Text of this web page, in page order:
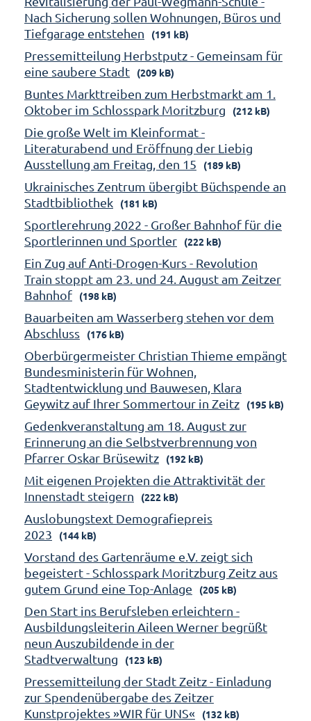
Nach Sicherung sollen Wohnungen, Büros und
Tiefgarage entstehen
(191 kB)
Pressemitteilung Herbstputz - Gemeinsam für
eine saubere Stadt
(209 kB)
Buntes Markttreiben zum Herbstmarkt am 1.
Oktober im Schlosspark Moritzburg
(212 kB)
Die große Welt im Kleinformat -
Literaturabend und Eröffnung der Liebig
Ausstellung am Freitag, den 15
(189 kB)
Ukrainisches Zentrum übergibt Büchspende an
Stadtbibliothek
(181 kB)
Sportlerehrung 2022 - Großer Bahnhof für die
Sportlerinnen und Sportler
(222 kB)
Ein Zug auf Anti-Drogen-Kurs - Revolution
Train stoppt am 23. und 24. August am Zeitzer
Bahnhof
(198 kB)
Bauarbeiten am Wasserberg stehen vor dem
Abschluss
(176 kB)
Oberbürgermeister Christian Thieme empängt
Bundesministerin für Wohnen,
Stadtentwicklung und Bauwesen, Klara
Geywitz auf Ihrer Sommertour in Zeitz
(195 kB)
Gedenkveranstaltung am 18. August zur
Erinnerung an die Selbstverbrennung von
Pfarrer Oskar Brüsewitz
(192 kB)
Mit eigenen Projekten die Attraktivität der
Innenstadt steigern
(222 kB)
Auslobungstext Demografiepreis
2023
(144 kB)
Vorstand des Gartenräume e.V. zeigt sich
begeistert - Schlosspark Moritzburg Zeitz aus
gutem Grund eine Top-Anlage
(205 kB)
Den Start ins Berufsleben erleichtern -
Ausbildungsleiterin Aileen Werner begrüßt
neun Auszubildende in der
Stadtverwaltung
(123 kB)
Pressemitteilung der Stadt Zeitz - Einladung
zur Spendenübergabe des Zeitzer
Kunstprojektes »WIR für UNS«
(132 kB)